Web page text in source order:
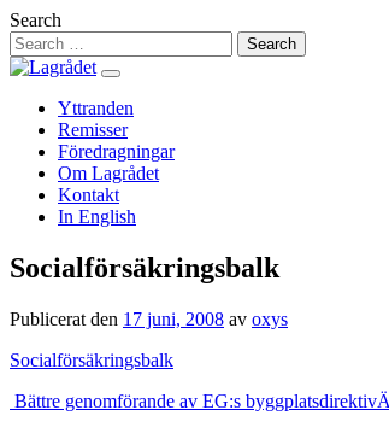
Hoppa
till
innehåll
Search
Yttranden
Remisser
Föredragningar
Om Lagrådet
Kontakt
In English
Socialförsäkringsbalk
Publicerat den 17 juni, 2008 av oxys
Socialförsäkringsbalk
Inläggsnavigering
Bättre genomförande av EG:s byggplatsdirektiv